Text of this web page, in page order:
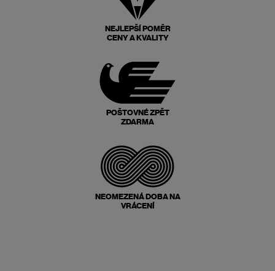
NEJLEPŠÍ POMĚR
CENY A KVALITY
POŠTOVNÉ ZPĚT
ZDARMA
NEOMEZENÁ DOBA NA
VRÁCENÍ